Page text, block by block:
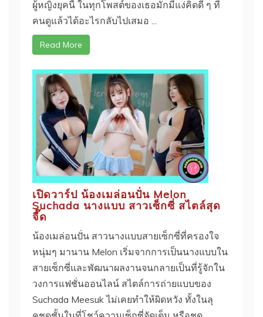
ผู้หญิงยุคนี้ ในทุกโพสต์ของเธอมักมีแง่คิดดี ๆ ที่
คนดูแล้วได้อะไรกลับไปเสมอ ...
Read More
เปิดวาร์ป น้องเมล่อนปั่น Melon
Suchada นางแบบ สาวเซ็กซี่ สไตล์สุด
จี๊ด
น้องเมล่อนปั่น สาวนางแบบสายเซ็กซี่ที่ครองใจ
หนุ่มๆ มานาน Melon เริ่มจากการเป็นนางแบบใน
สายเซ็กซี่และพัฒนาผลงานจนกลายเป็นที่รู้จักใน
วงการแฟชั่นออนไลน์ สไตล์การถ่ายแบบของ
Suchada Meesuk ไม่เคยทำให้ผิดหวัง ทั้งในลุ